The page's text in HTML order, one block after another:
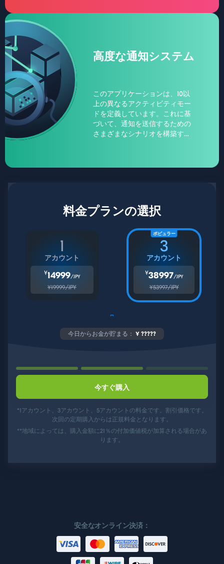
るルート、現在の移動速度、最
高度な通知システム
このアプリケーションは、10以
上の異なるアクティビティモー
ドを定義しています。これに基
づいて、通知を送信するための
さまざまなシナリオを構築する
イス上のプッシュ通知として送
信することができます。即時配
料金プランの選択
1
アカウント
¥14999/JPY
¥19999/JPY
ポピュラー
3
アカウント
¥38997/JPY
¥53997/JPY
今日からお金が貯まる： ¥ ?????
今すぐ購入
*1アカウント、3アカウント、5アカウントの料金です。割引価格です。
次回の定期購入からは正規料金となります。
**地域によっては、購入金額に21％の付加価値税が加算される場合があ
ります。
安全なオンライン決済：